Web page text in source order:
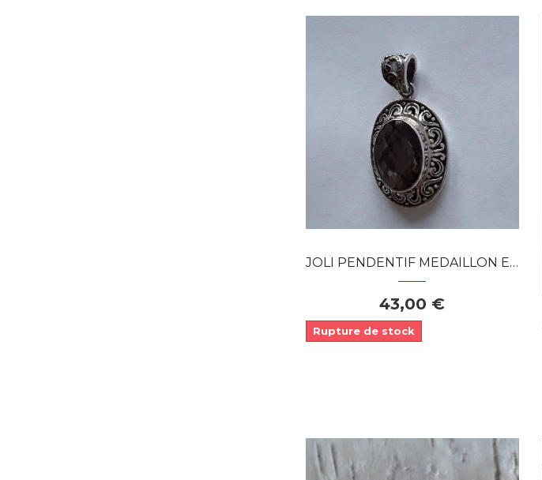
Dans mon panier
APERÇU RAPIDE
JOLI PENDENTIF MEDAILLON EN ARGENT 925...
43,00 €
Rupture de stock